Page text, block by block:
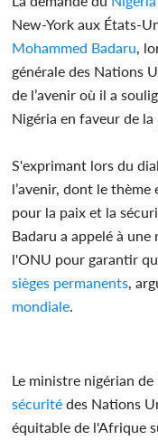
New-York aux États-
Mohammed Badaru ,
générale des Nations
de l’avenir où il a
Nigéria en faveur de
S'exprimant lors du
l’avenir, dont le
pour la paix et la
Badaru a appelé à une
l'ONU pour garantir
sièges permanents ,
mondiale
Le ministre nigérian
sécurité des Nations
équitable de l'Afrique